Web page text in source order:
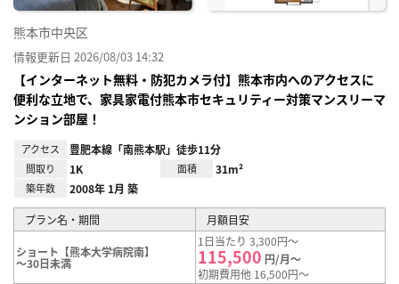
熊本市中央区
情報更新日 2026/08/03 14:32
【インターネット無料・防犯カメラ付】熊本市内へのアクセスに
便利な立地で、家具家電付熊本市セキュリティー対策マンスリーマ
ンション部屋！
アクセス 豊肥本線「南熊本駅」徒歩11分
間取り 1K 面積 31m²
築年数 2008年 1月 築
プラン名・期間 月額目安
ショート【熊本大学病院南】
～30日未満
1日当たり 3,300円～
115,500 円/月～
初期費用他 16,500円～